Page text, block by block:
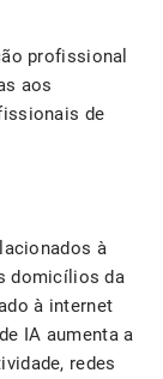
profissional
aos
de
à
domicílios da
à internet
IA aumenta a
redes